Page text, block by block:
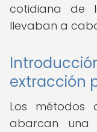
cotidiana de
llevaban a
extracción
Los métodos
abarcan una